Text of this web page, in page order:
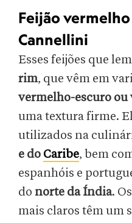
Feijão
Cannellini
Esses feijões que
rim, que vêm em
vermelho-escuro
uma textura firme.
utilizados na
e do Caribe, bem
espanhóis e
do norte da Índia.
mais claros têm um